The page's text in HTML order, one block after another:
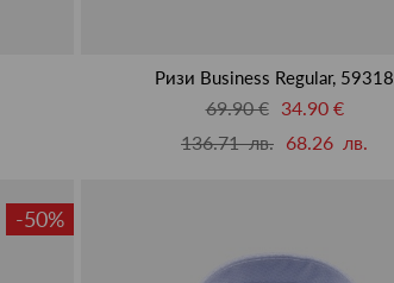
Ризи Business Regular, 59318
69.90 €
34.90 €
136.71 лв. 68.26 лв.
-50%